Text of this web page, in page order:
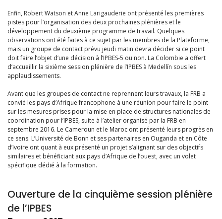
Enfin, Robert Watson et Anne Larigauderie ont présenté les premières
pistes pour l’organisation des deux prochaines plénières et le
développement du deuxième programme de travail. Quelques
observations ont été faites à ce sujet par les membres de la Plateforme,
mais un groupe de contact prévu jeudi matin devra décider si ce point
doit faire l’objet d’une décision à l’IPBES-5 ou non. La Colombie a offert
d’accueillir la sixième session plénière de l’IPBES à Medellín sous les
applaudissements.
Avant que les groupes de contact ne reprennent leurs travaux, la FRB a
convié les pays d’Afrique francophone à une réunion pour faire le point
sur les mesures prises pour la mise en place de structures nationales de
coordination pour l’IPBES, suite à l’atelier organisé par la FRB en
septembre 2016. Le Cameroun et le Maroc ont présenté leurs progrès en
ce sens. L’Université de Bonn et ses partenaires en Ouganda et en Côte
d’Ivoire ont quant à eux présenté un projet s’alignant sur des objectifs
similaires et bénéficiant aux pays d’Afrique de l’ouest, avec un volet
spécifique dédié à la formation.
Ouverture de la cinquième session plénière
de l’IPBES